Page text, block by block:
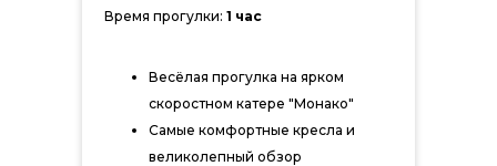
Весёлая прогулка на ярком
скоростном катере "Монако"
Самые комфортные кресла и
великолепный обзор
Время прогулки: 1 час